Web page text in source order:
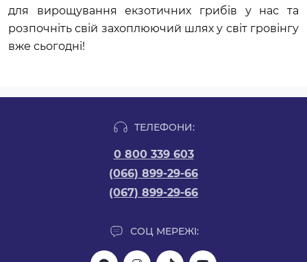
для вирощування екзотичних грибів у нас та
розпочніть свій захоплюючий шлях у світ гровінгу
вже сьогодні!
ТЕЛЕФОНИ:
0 800 339 603
(066) 899-29-66
(067) 899-29-66
СОЦ МЕРЕЖІ: